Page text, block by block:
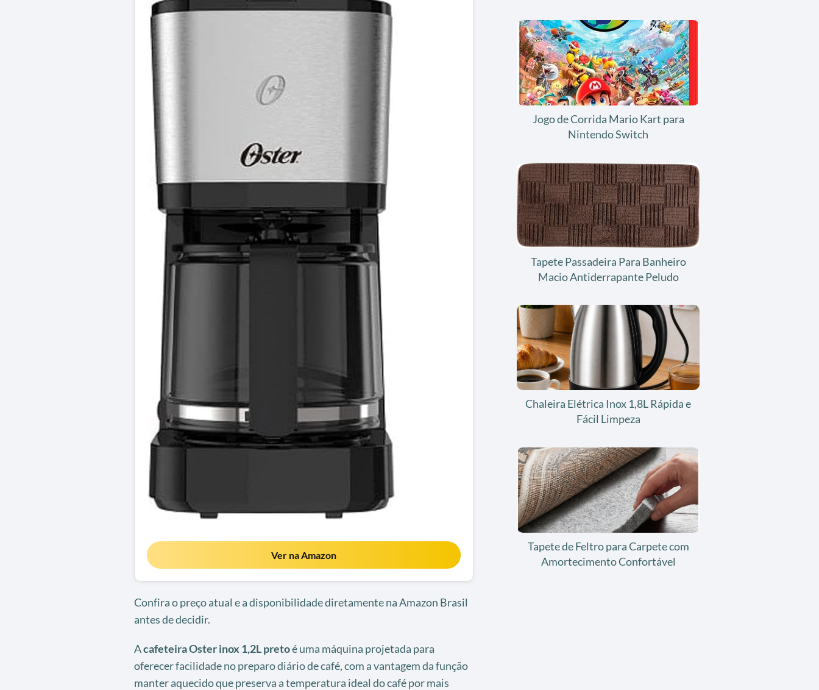
Ver na Amazon
Confira o preço atual e a disponibilidade diretamente na Amazon Brasil
antes de decidir.
Acafeteira Oster inox 1,2L pretoé uma máquina projetada para
oferecer facilidade no preparo diário de café, com a vantagem da função
manter aquecido que preserva a temperatura ideal do café por mais
Jogo de Corrida Mario Kart para
Nintendo Switch
Tapete Passadeira Para Banheiro
Macio Antiderrapante Peludo
Chaleira Elétrica Inox 1,8L Rápida e
Fácil Limpeza
Tapete de Feltro para Carpete com
Amortecimento Confortável